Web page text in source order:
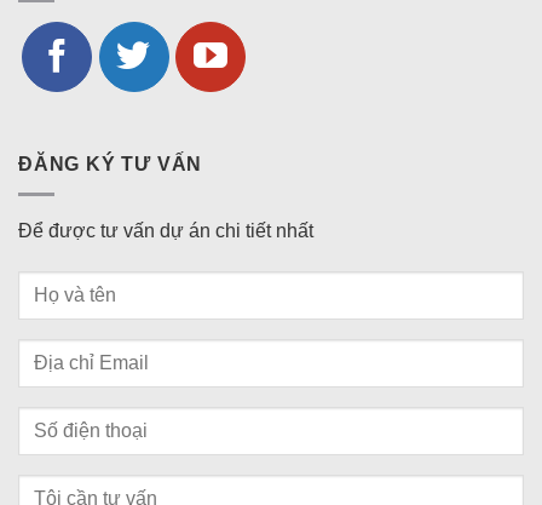
ĐĂNG KÝ TƯ VẤN
Để được tư vấn dự án chi tiết nhất